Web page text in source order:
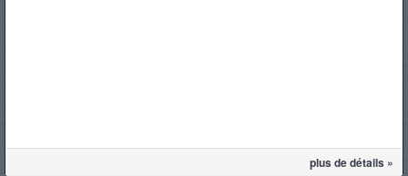
plus de détails »